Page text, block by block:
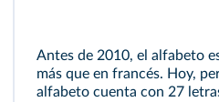
Antes de 2010, el alfabeto
más que en francés. Hoy,
alfabeto cuenta con 27